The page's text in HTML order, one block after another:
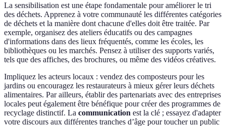
La sensibilisation est une étape fondamentale pour améliorer le tri
des déchets. Apprenez à votre communauté les différentes catégories
de déchets et la manière dont chacune d'elles doit être traitée. Par
exemple, organisez des ateliers éducatifs ou des campagnes
d'informations dans des lieux fréquentés, comme les écoles, les
bibliothèques ou les marchés. Pensez à utiliser des supports variés,
tels que des affiches, des brochures, ou même des vidéos créatives.
Impliquez les acteurs locaux : vendez des composteurs pour les
jardins ou encouragez les restaurateurs à mieux gérer leurs déchets
alimentaires. Par ailleurs, établir des partenariats avec des entreprises
locales peut également être bénéfique pour créer des programmes de
recyclage distinctif. La communication est la clé ; essayez d'adapter
votre discours aux différentes tranches d’âge pour toucher un public